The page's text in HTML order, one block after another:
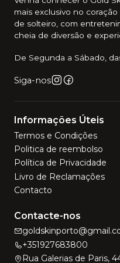
mais exclusivo no
de solteiro, com
cheia de diversão e
De Segunda a Sábado,
Siga-nos
Informações Úteis
Termos e Condições
Politica de reembolso
Política de Privacidade
Livro de Reclamações
Contacto
Contacte-nos
+351927683800
Rua Galerias de Paris,